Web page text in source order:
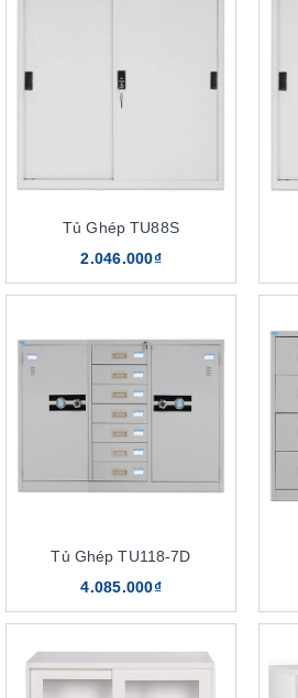
Tủ Ghép TU88S
2.046.000₫
Tủ Ghép TU118-7D
4.085.000₫